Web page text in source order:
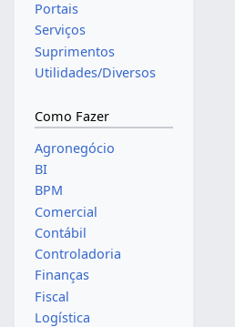
Portais
Serviços
Suprimentos
Utilidades/Diversos
Como Fazer
Agronegócio
BI
BPM
Comercial
Contábil
Controladoria
Finanças
Fiscal
Logística